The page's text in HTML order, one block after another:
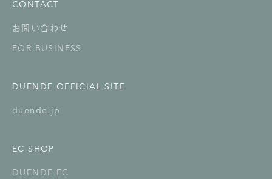
CONTACT
お問い合わせ
FOR BUSINESS
DUENDE OFFICIAL SITE
duende.jp
EC SHOP
DUENDE EC